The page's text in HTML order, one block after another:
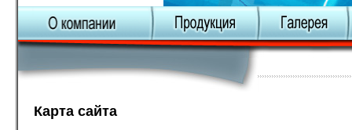
Карта сайта